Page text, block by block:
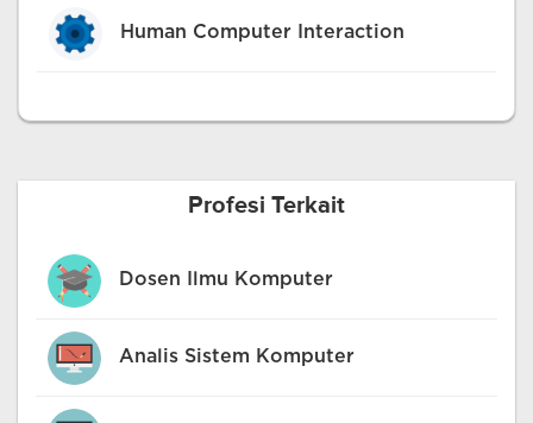
Human Computer Interaction
Profesi Terkait
Dosen Ilmu Komputer
Analis Sistem Komputer